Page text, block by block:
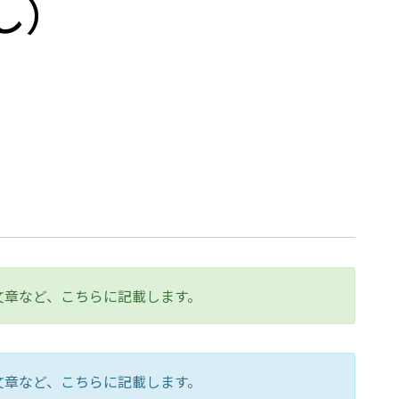
など、こちらに記載します。
など、こちらに記載します。